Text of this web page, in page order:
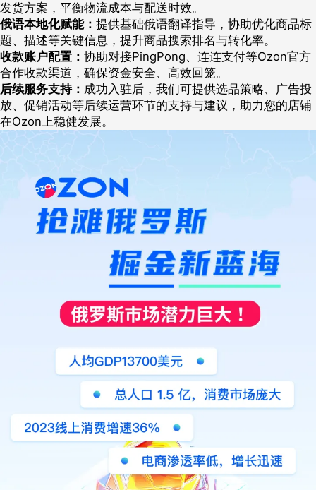
发货方案，平衡物流成本与配送时效。
俄语本地化赋能： 提供基础俄语翻译指导，协助优化商品标
题、描述等关键信息，提升商品搜索排名与转化率。
收款账户配置： 协助对接PingPong、连连支付等Ozon官方
合作收款渠道，确保资金安全、高效回笼。
后续服务支持： 成功入驻后，我们可提供选品策略、广告投
放、促销活动等后续运营环节的支持与建议，助力您的店铺
在Ozon上稳健发展。